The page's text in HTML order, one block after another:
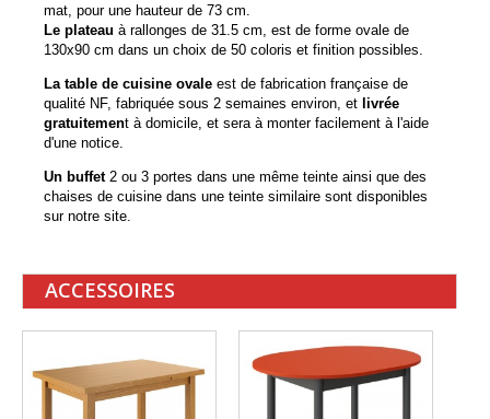
mat, pour une hauteur de 73 cm.
Le plateau à rallonges de 31.5 cm, est de forme ovale de
130x90 cm dans un choix de 50 coloris et finition possibles.
La table de cuisine ovale est de fabrication française de
qualité NF, fabriquée sous 2 semaines environ, et livrée
gratuitement à domicile, et sera à monter facilement à l'aide
d'une notice.
Un buffet2 ou 3 portes dans une même teinte ainsi que des
chaises de cuisine dans une teinte similaire sont disponibles
sur notre site.
ACCESSOIRES